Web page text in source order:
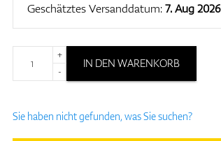
Geschätztes Versanddatum:7. Aug 2026
+
-
IN DEN WARENKORB
Sie haben nicht gefunden, was Sie suchen?